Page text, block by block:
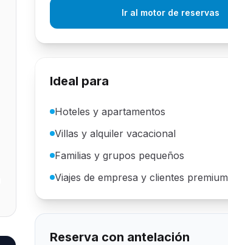
Ir al motor de reservas
Ideal para
Hoteles y apartamentos
Villas y alquiler vacacional
Familias y grupos pequeños
Viajes de empresa y clientes premium
Reserva con antelación